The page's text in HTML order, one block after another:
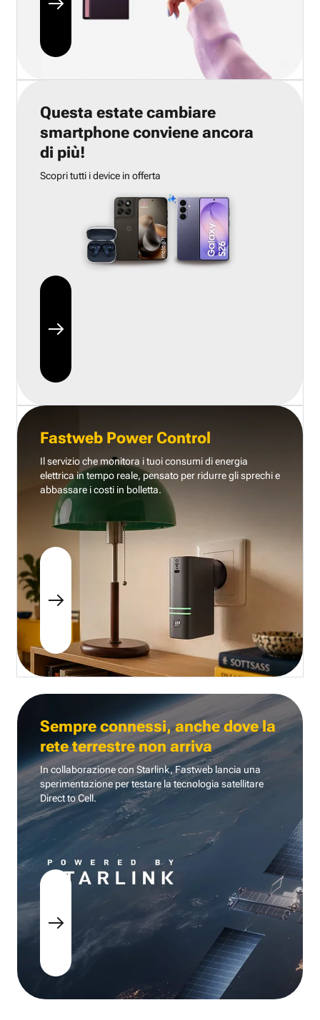
Questa estate cambiare
smartphone conviene ancora
di più!
Scopri tutti i device in offerta
Fastweb Power Control
Il servizio che monitora i tuoi consumi di energia
elettrica in tempo reale, pensato per ridurre gli sprechi e
abbassare i costi in bolletta.
Sempre connessi, anche dove la
rete terrestre non arriva
In collaborazione con Starlink, Fastweb lancia una
sperimentazione per testare la tecnologia satellitare
Direct to Cell.